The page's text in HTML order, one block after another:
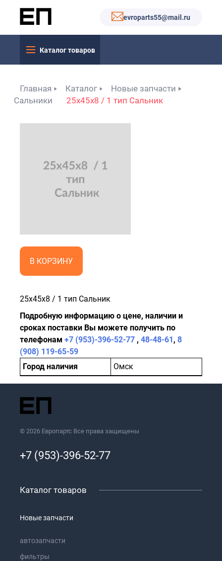
evroparts55@mail.ru
Каталог товаров
Главная Каталог
Новые запчасти
Сальники
25x45x8 / 1 тип Сальник
В КОРЗИНУ
25x45x8 / 1 тип Сальник
Подробную информацию о цене, наличии и
сроках поставки Вы можете получить по
телефонам +7 (953)-396-52-77 , 48-48-61, 8
(908) 119-65-59
Город наличия
Омск
© 2026 Европартс Все права защищены
+7 (953)-396-52-77
Каталог товаров
Новые запчасти
автозапчасти
фильтры